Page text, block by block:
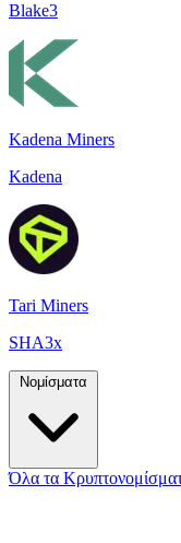
Blake3
Kadena Miners
Kadena
Tari Miners
SHA3x
Νομίσματα
Όλα τα